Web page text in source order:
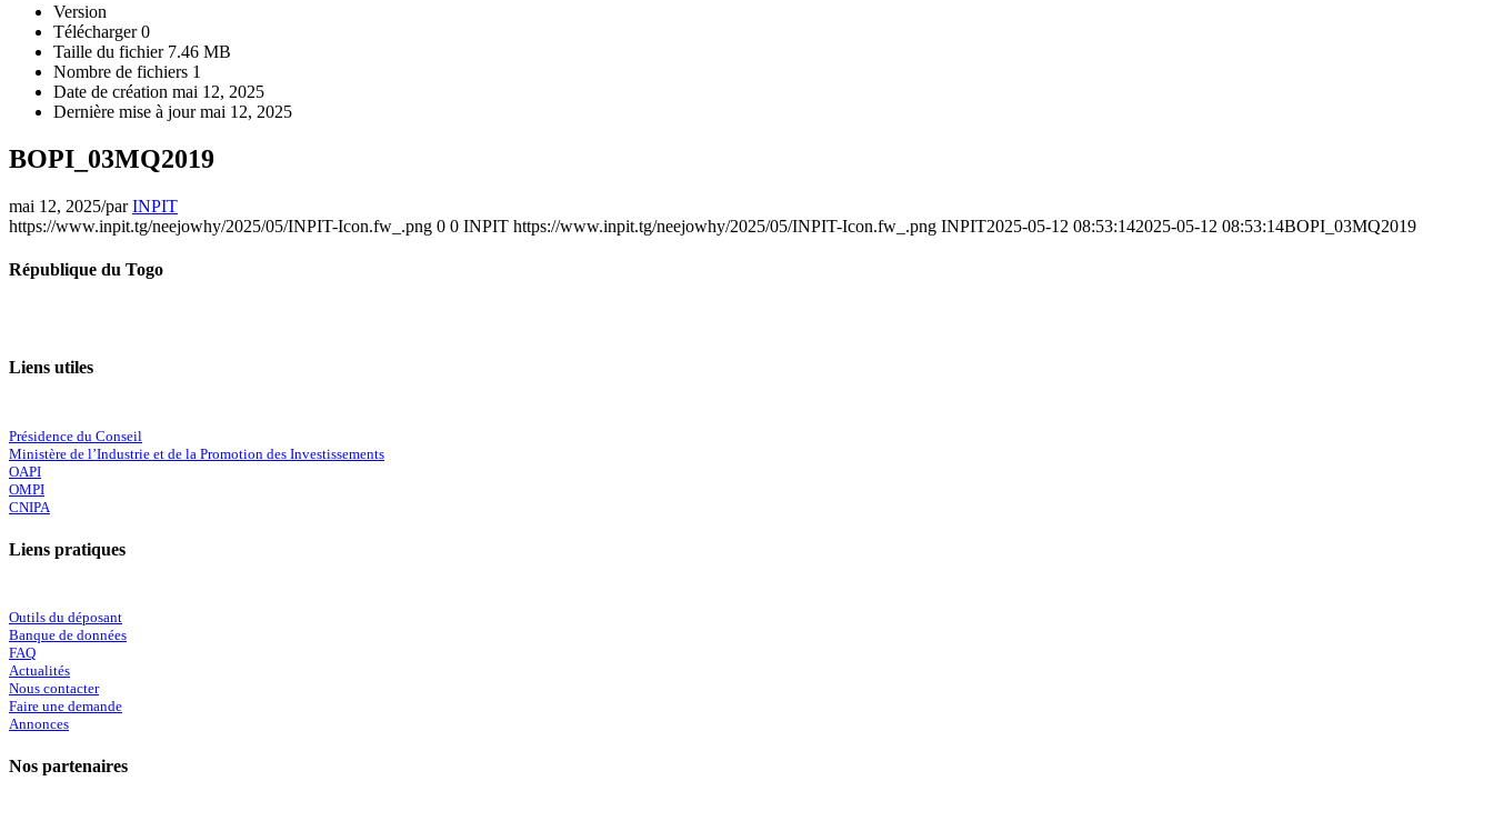
Version
Télécharger0
Taille du fichier 7.46 MB
Nombre de fichiers 1
Date de création mai 12, 2025
Dernière mise à jourmai 12, 2025
BOPI_03MQ2019
mai 12, 2025/parINPIT
https://www.inpit.tg/neejowhy/2025/05/INPIT-Icon.fw_.png 0 0 INPIT https://www.inpit.tg/neejowhy/2025/05/INPIT-Icon.fw_.png INPIT2025-05-12 08:53:142025-05-12 08:53:14BOPI_03MQ2019
République du Togo
Liens utiles
Présidence du Conseil
Ministère de l’Industrie et de la Promotion des Investissements
OAPI
OMPI
CNIPA
Liens pratiques
Outils du déposant
Banque de données
FAQ
Actualités
Nous contacter
Faire une demande
Annonces
Nos partenaires